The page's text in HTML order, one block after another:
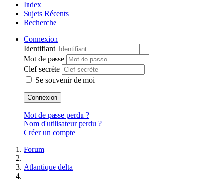
Index
Sujets Récents
Recherche
Connexion
Identifiant
Mot de passe
Clef secrète
Se souvenir de moi
Connexion
Mot de passe perdu ?
Nom d'utilisateur perdu ?
Créer un compte
Forum
Atlantique delta